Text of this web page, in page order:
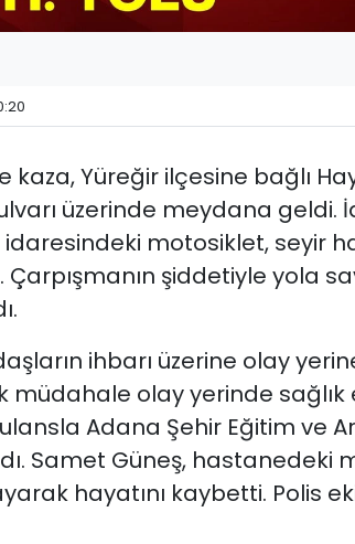
kaza, Yüreğir ilçesine bağlı
üzerinde meydana geldi.
idaresindeki motosiklet, seyir
Çarpışmanın şiddetiyle yola
ihbarı üzerine olay
müdahale olay yerinde
Adana Şehir Eğitim ve
Samet Güneş, hastanedeki
hayatını kaybetti. Polis